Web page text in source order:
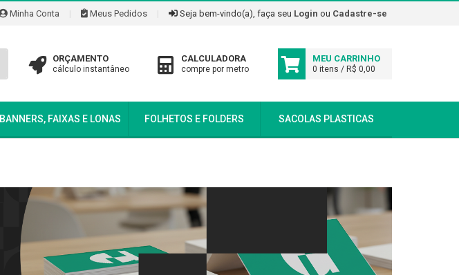
Minha Conta Meus Pedidos Seja bem-vindo(a), faça seu Login ou Cadastre-se
ORÇAMENTO
cálculo instantâneo
CALCULADORA
compre por metro
MEU CARRINHO
0 itens / R$ 0,00
BANNERS, FAIXAS E LONAS FOLHETOS E FOLDERS SACOLAS PLASTICAS